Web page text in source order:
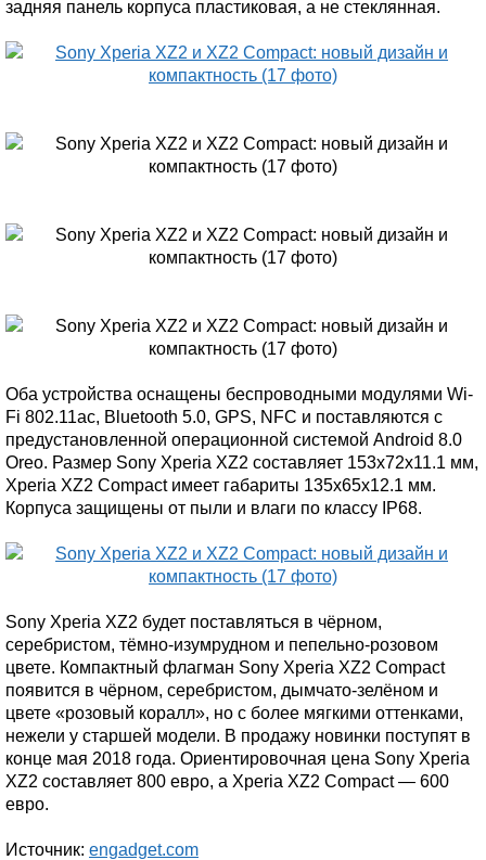
задняя панель корпуса пластиковая, а не стеклянная.
Оба устройства оснащены беспроводными модулями Wi-
Fi 802.11ac, Bluetooth 5.0, GPS, NFC и поставляются с
предустановленной операционной системой Android 8.0
Oreo. Размер Sony Xperia XZ2 составляет 153x72x11.1 мм,
Xperia XZ2 Compact имеет габариты 135x65x12.1 мм.
Корпуса защищены от пыли и влаги по классу IP68.
Sony Xperia XZ2 будет поставляться в чёрном,
серебристом, тёмно-изумрудном и пепельно-розовом
цвете. Компактный флагман Sony Xperia XZ2 Compact
появится в чёрном, серебристом, дымчато-зелёном и
цвете «розовый коралл», но с более мягкими оттенками,
нежели у старшей модели. В продажу новинки поступят в
конце мая 2018 года. Ориентировочная цена Sony Xperia
XZ2 составляет 800 евро, а Xperia XZ2 Compact — 600
евро.
Источник: engadget.com